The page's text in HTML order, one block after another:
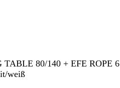
TABLE 80/140 + EFE ROPE 6
weiß